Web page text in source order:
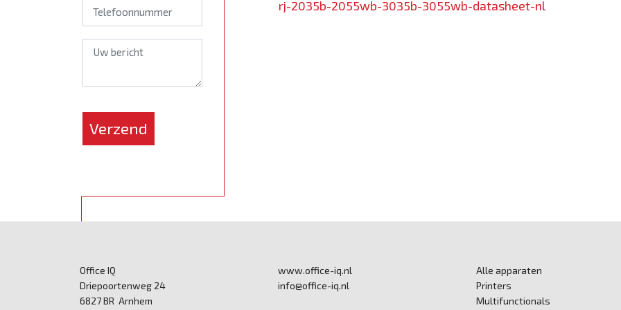
Verzend
rj-2035b-2055wb-3035b-3055wb-datasheet-nl
Office IQ
Driepoortenweg 24
6827 BR Arnhem
www.office-iq.nl
info@office-iq.nl
Alle apparaten
Printers
Multifunctionals